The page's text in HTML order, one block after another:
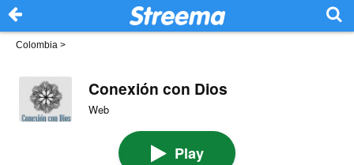
Colombia >
Conexión con Dios
Web
Play